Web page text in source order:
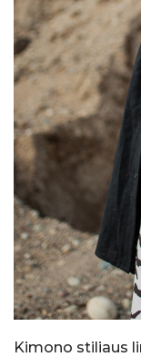
Kimono stiliaus